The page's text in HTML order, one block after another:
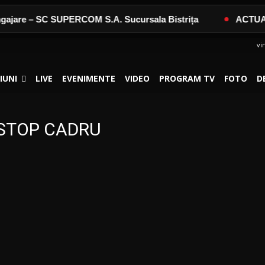
– SC SUPERCOM S.A. Sucursala Bistrița
LIVE EVENIMENTE VIDEO PROGRAM TV FOTO
CADRU